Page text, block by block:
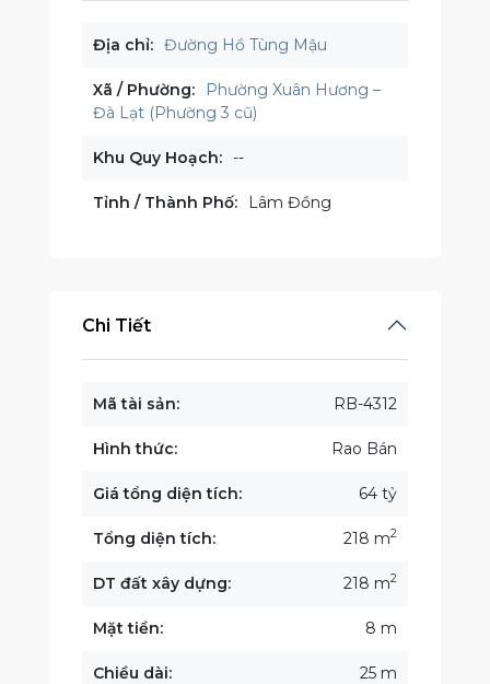
Địa chỉ: Đường Hồ Tùng Mậu
Xã / Phường:
Phường Xuân Hương –
Đà Lạt (Phường 3 cũ)
Khu Quy Hoạch: --
Tỉnh / Thành Phố: Lâm Đồng
Chi Tiết
Mã tài sản: RB-4312
Hình thức: Rao Bán
Giá tổng diện tích: 64 tỷ
Tổng diện tích: 218 m2
DT đất xây dựng: 218 m2
Mặt tiền: 8 m
Chiều dài: 25 m